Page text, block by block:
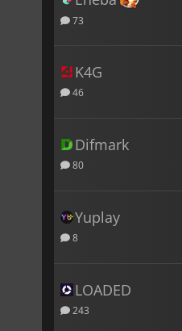
73
K4G
46
Difmark
80
Yuplay
8
LOADED
243